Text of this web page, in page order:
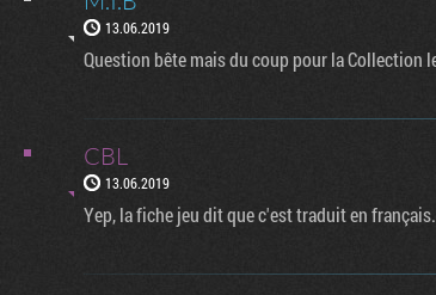
13.06.2019
Question bête mais du coup pour la Collection
CBL
13.06.2019
Yep, la fiche jeu dit que c'est traduit en français.